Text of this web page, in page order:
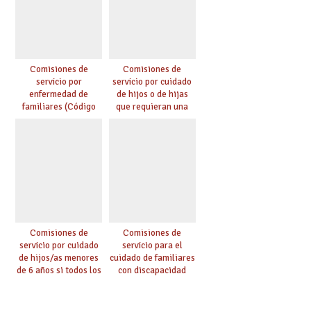
Comisiones de
servicio por
enfermedad de
familiares (Código
Comisiones de
servicio por cuidado
de hijos o de hijas
que requieran una
Comisiones de
servicio por cuidado
de hijos/as menores
de 6 años si todos los
Comisiones de
servicio para el
cuidado de familiares
con discapacidad